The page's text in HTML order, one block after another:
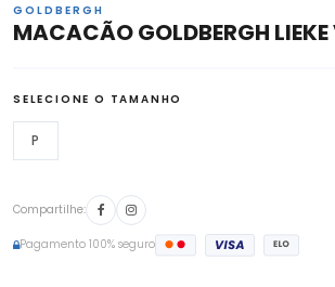
GOLDBERGH
MACACÃO GOLDBERGH
SELECIONE O TAMANHO
P
Compartilhe:
Pagamento 100% seguro